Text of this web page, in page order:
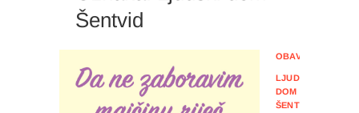
Šentvid
OBAVIJESTI
LJUDSKI
DOM
ŠENTVID